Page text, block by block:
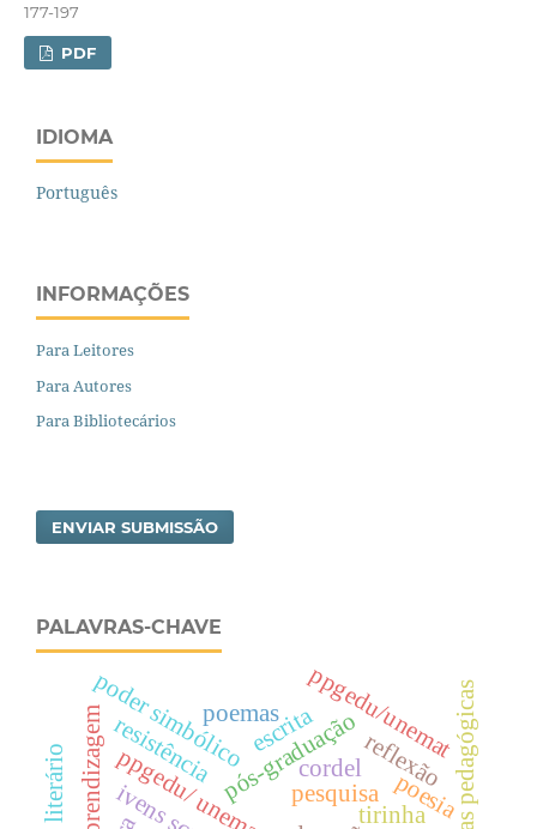
177-197
PDF
IDIOMA
Português
INFORMAÇÕES
Para Leitores
Para Autores
Para Bibliotecários
ENVIAR SUBMISSÃO
PALAVRAS-CHAVE
pesquisa
ppgedu/ unematpós-graduaçãoppgedu/unematcartas pedagógicas
poder simbólico
aprendizagem tirinha
escrita
cordel poesia
poemas
resistência reflexão